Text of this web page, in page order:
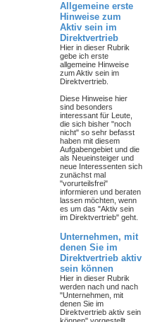
Allgemeine erste
Hinweise zum
Aktiv sein im
Direktvertrieb
Hier in dieser Rubrik
gebe ich erste
allgemeine Hinweise
zum Aktiv sein im
Direktvertrieb.
Diese Hinweise hier
sind besonders
interessant für Leute,
die sich bisher "noch
nicht" so sehr befasst
haben mit diesem
Aufgabengebiet und die
als Neueinsteiger und
neue Interessenten sich
zunächst mal
"vorurteilsfrei"
informieren und beraten
lassen möchten, wenn
es um das "Aktiv sein
im Direktvertrieb" geht.
Unternehmen, mit
denen Sie im
Direktvertrieb aktiv
sein können
Hier in dieser Rubrik
werden nach und nach
"Unternehmen, mit
denen Sie im
Direktvertrieb aktiv sein